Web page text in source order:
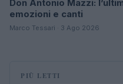
Don Antonio Mazzi:
emozioni e canti
Marco Tessari · 3 Ago 2026
PIÙ LETTI